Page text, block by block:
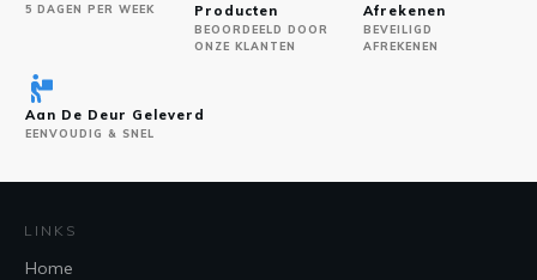
5 DAGEN PER WEEK
Producten
BEOORDEELD DOOR
ONZE KLANTEN
Afrekenen
BEVEILIGD
AFREKENEN
Aan De Deur Geleverd
EENVOUDIG & SNEL
LINKS
Home